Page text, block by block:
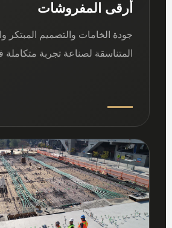
أرقى المفروشات
جودة الخامات والتصميم المبتكر
المتناسقة لصناعة تجربة